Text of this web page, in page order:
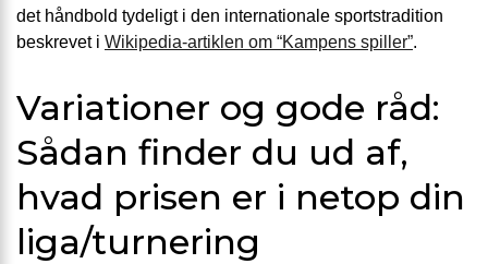
det håndbold tydeligt i den internationale sports­tradition
beskrevet i Wikipedia-artiklen om “Kampens spiller”.
Variationer og gode råd:
Sådan finder du ud af,
hvad prisen er i netop din
liga/turnering